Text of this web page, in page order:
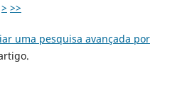
> >>
uma pesquisa avançada por